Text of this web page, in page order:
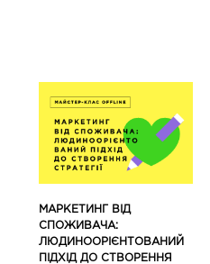
МАРКЕТИНГ ВІД
СПОЖИВАЧА:
ЛЮДИНООРІЄНТОВАНИЙ
ПІДХІД ДО СТВОРЕННЯ